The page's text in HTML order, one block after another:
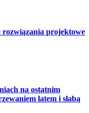
rozwiązania projektowe
na ostatnim
latem i słabą